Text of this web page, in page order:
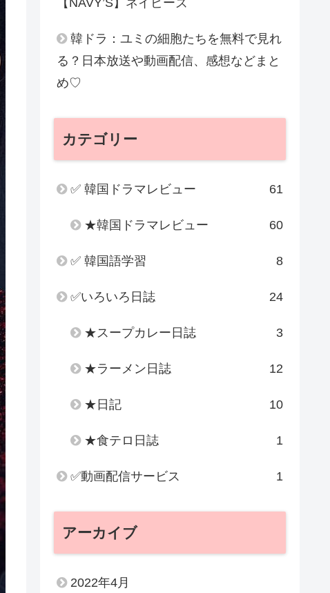
韓ドラ：ユミの細胞たちを無料で見れ
る？日本放送や動画配信、感想などまと
め♡
カテゴリー
✅ 韓国ドラマレビュー 61
★韓国ドラマレビュー 60
✅ 韓国語学習 8
✅いろいろ日誌 24
★スープカレー日誌 3
★ラーメン日誌 12
★日記 10
★食テロ日誌 1
✅動画配信サービス 1
アーカイブ
2022年4月